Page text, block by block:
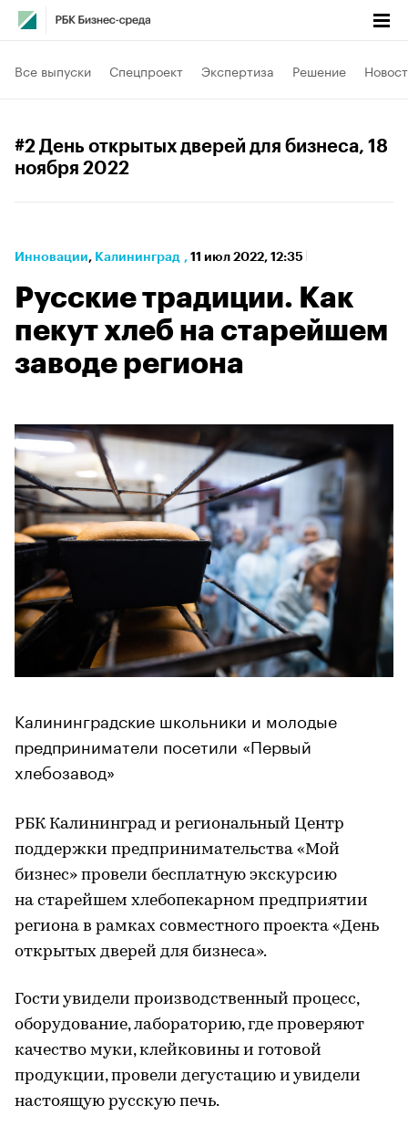
Все выпуски Спецпроект Экспертиза Решение
#2 День открытых дверей для бизнеса, 18
ноября 2022
Инновации⁠, Калининград , 11 июл 2022, 12:35
Русские традиции. Как
пекут хлеб на старейшем
заводе региона
Калининградские школьники и молодые
предприниматели посетили «Первый
хлебозавод»
РБК Калининград и региональный Центр
поддержки предпринимательства «Мой
бизнес» провели бесплатную экскурсию
на старейшем хлебопекарном предприятии
региона в рамках совместного проекта «День
открытых дверей для бизнеса».
Гости увидели производственный процесс,
оборудование, лабораторию, где проверяют
качество муки, клейковины и готовой
продукции, провели дегустацию и увидели
настоящую русскую печь.